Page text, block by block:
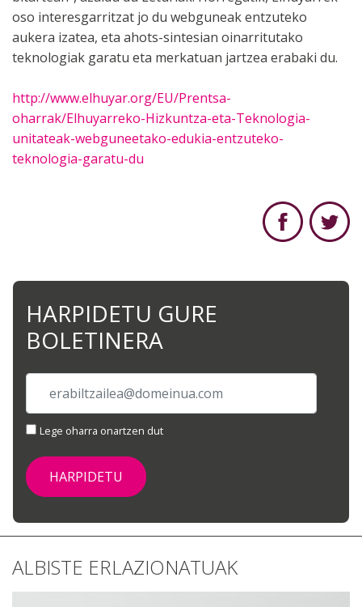
oso interesgarritzat jo du webguneak entzuteko
aukera izatea, eta ahots-sintesian oinarritutako
teknologiak garatu eta merkatuan jartzea erabaki du.
http://www.elhuyar.org/EU/Prentsa-
oharrak/Elhuyarreko-Hizkuntza-eta-Teknologia-
unitateak-webguneetako-edukia-entzuteko-
teknologia-garatu-du
HARPIDETU GURE
BOLETINERA
Lege oharra onartzen dut
ALBISTE ERLAZIONATUAK